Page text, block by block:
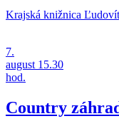
Krajská knižnica
7.
august 15.30
hod.
Country